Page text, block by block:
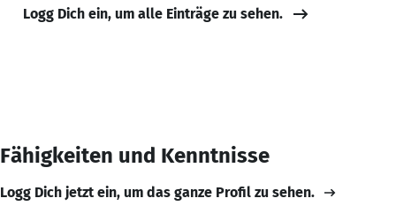
Logg Dich ein, um alle Einträge zu sehen.
Fähigkeiten und Kenntnisse
Logg Dich jetzt ein, um das ganze Profil zu sehen.